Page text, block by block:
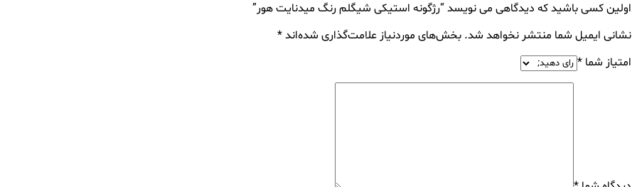
اولین کسی باشید که دیدگاهی می نویسد “رژگونه استیکی شیگلم رنگ میدنایت هور”
نشانی ایمیل شما منتشر نخواهد شد. بخش‌های موردنیاز علامت‌گذاری شده‌اند*
امتیاز شما *